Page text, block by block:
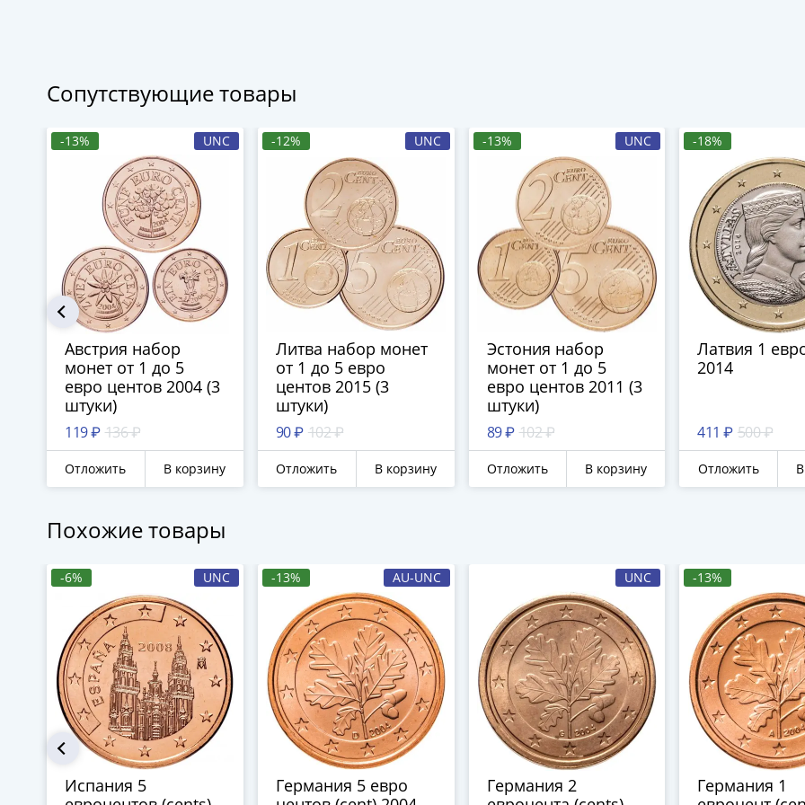
Сопутствующие товары
-13% UNC
Австрия набор
монет от 1 до 5
евро центов 2004 (3
штуки)
119 ₽ 136 ₽
Отложить В корзину
-12% UNC
Литва набор монет
от 1 до 5 евро
центов 2015 (3
штуки)
90 ₽ 102 ₽
Отложить В корзину
-13% UNC
Эстония набор
монет от 1 до 5
евро центов 2011 (3
штуки)
89 ₽ 102 ₽
Отложить В корзину
-18%
Латвия 1
2014
411 ₽ 500 ₽
Отложить
Похожие товары
-6% UNC
Испания 5
-13% AU-UNC
Германия 5 евро
UNC
Германия 2
-13%
Германия 1